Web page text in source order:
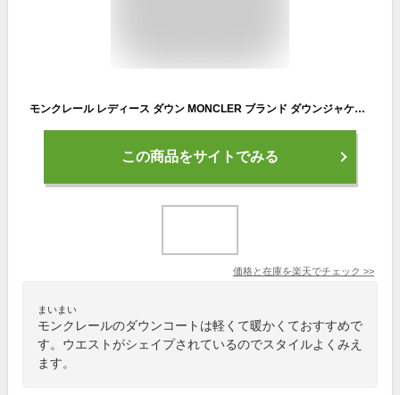
モンクレール レディース ダウン MONCLER ブランド ダウンジャケット ダウンコート ロングダウン アウター コート ブルゾン ロング ベルト ロゴ ウエストマーク Dombes ドンブ レギュラーフィット MCLDOMBES2
この商品をサイトでみる
価格と在庫を楽天でチェック >>
まいまい
モンクレールのダウンコートは軽くて暖かくておすすめで
す。ウエストがシェイプされているのでスタイルよくみえ
ます。